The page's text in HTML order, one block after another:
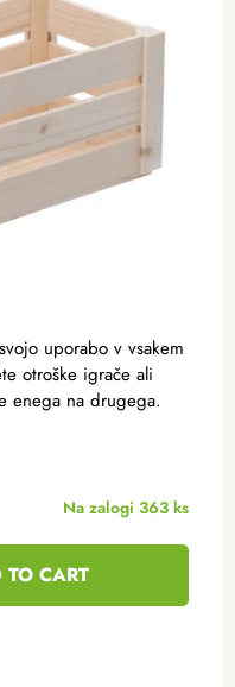
Na zalogi 363 ks
CART
uporabo v vsakem
otroške igrače ali
enega na drugega.